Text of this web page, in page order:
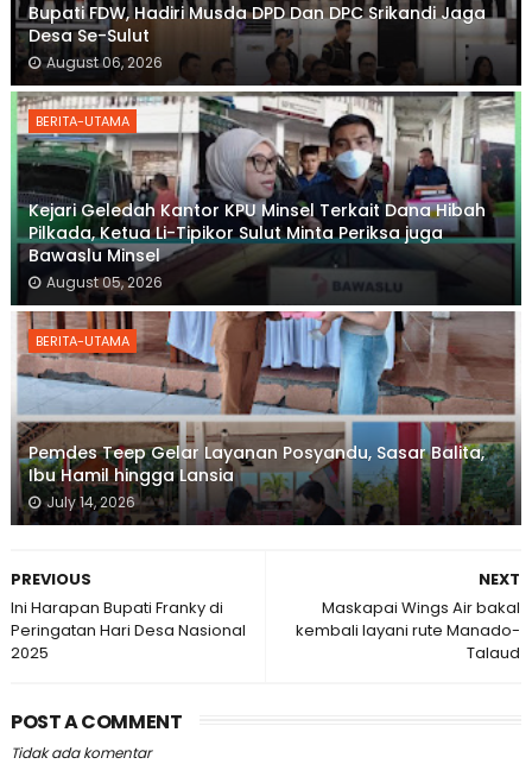
Bupati FDW, Hadiri Musda DPD Dan DPC Srikandi Jaga
Desa Se-Sulut
August 06, 2026
BERITA-UTAMA
Kejari Geledah Kantor KPU Minsel Terkait Dana Hibah
Pilkada, Ketua Li-Tipikor Sulut Minta Periksa juga
Bawaslu Minsel
August 05, 2026
BERITA-UTAMA
Pemdes Teep Gelar Layanan Posyandu, Sasar Balita,
Ibu Hamil hingga Lansia
July 14, 2026
NEXT
Maskapai Wings Air bakal
kembali layani rute Manado-
Talaud
PREVIOUS
Ini Harapan Bupati Franky di
Peringatan Hari Desa Nasional
2025
POST A COMMENT
Tidak ada komentar